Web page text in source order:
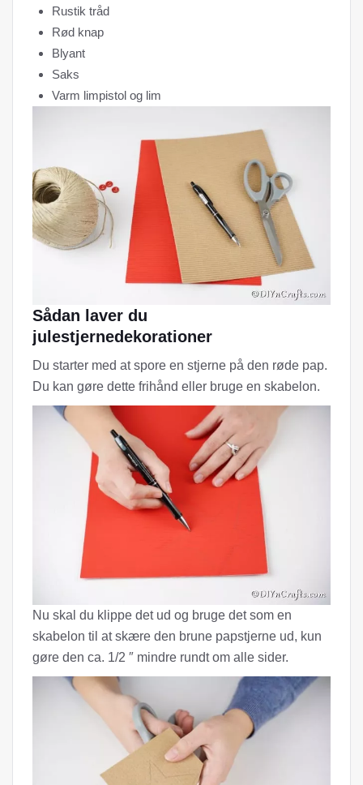
Rustik tråd
Rød knap
Blyant
Saks
Varm limpistol og lim
Sådan laver du
julestjernedekorationer
Du starter med at spore en stjerne på den røde pap.
Du kan gøre dette frihånd eller bruge en skabelon.
Nu skal du klippe det ud og bruge det som en
skabelon til at skære den brune papstjerne ud, kun
gøre den ca. 1/2 ″ mindre rundt om alle sider.